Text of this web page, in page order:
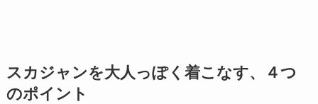
スカジャンを大人っぽく着こなす、４つ
のポイント